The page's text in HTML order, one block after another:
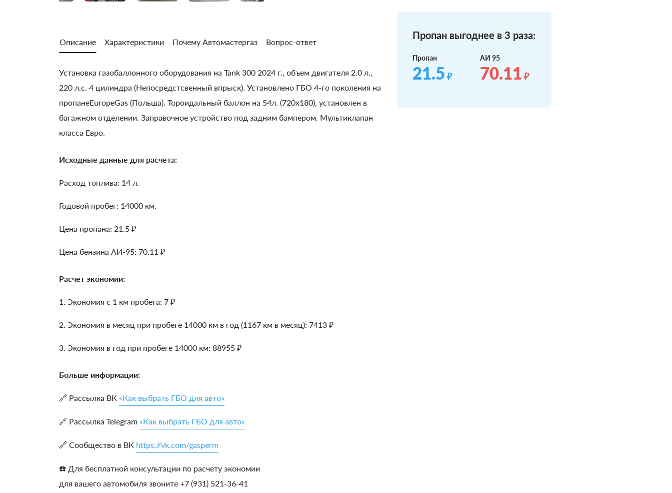
Описание Характеристики Почему Автомастергаз Вопрос-ответ
Установка газобаллонного оборудования на Tank 300 2024 г., объем двигателя 2.0 л.,
220 л.с. 4 цилиндра (Непосредcтсвенный впрыск). Установлено ГБО 4-го поколения на
пропанеEuropeGas (Польша). Тороидальный баллон на 54л. (720x180), установлен в
багажном отделении. Заправочное устройство под задним бампером. Мультиклапан
класса Евро.
Исходные данные для расчета:
Расход топлива: 14 л.
Годовой пробег: 14000 км.
Цена пропана: 21.5 ₽
Цена бензина АИ-95: 70.11 ₽
Расчет экономии:
1. Экономия с 1 км пробега: 7 ₽
2. Экономия в месяц при пробеге 14000 км в год (1167 км в месяц): 7413 ₽
3. Экономия в год при пробеге 14000 км: 88955 ₽
Больше информации:
🔗 Рассылка ВК «Как выбрать ГБО для авто»
🔗 Рассылка Telegram «Как выбрать ГБО для авто»
🔗 Сообщество в ВК https://vk.com/gasperm
☎️ Для бесплатной консультации по расчету экономии
для вашего автомобиля звоните +7 (931) 521-36-41
Пропан выгоднее в 3 раза:
Пропан
21.5 ₽
АИ 95
70.11 ₽